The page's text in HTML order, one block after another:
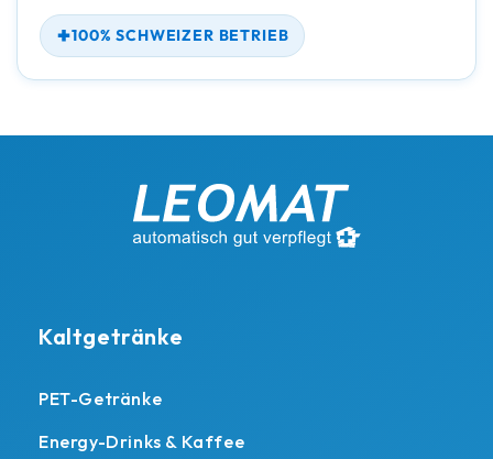
100% SCHWEIZER BETRIEB
Kaltgetränke
PET-Getränke
Energy-Drinks & Kaffee